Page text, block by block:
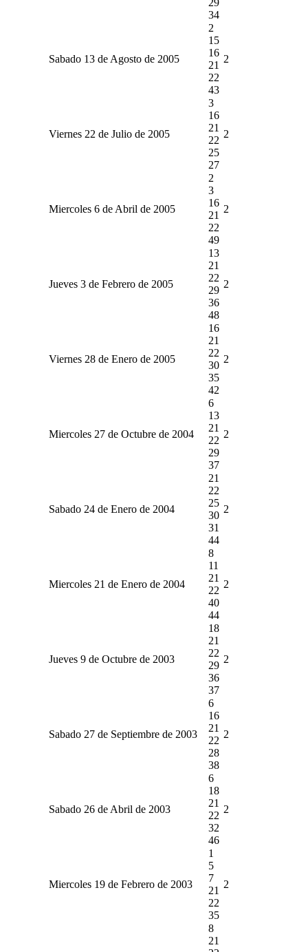
34
Sabado 13 de Agosto de 2005
2
15
16
21
22
43
2
Viernes 22 de Julio de 2005
3
16
21
22
25
27
2
Miercoles 6 de Abril de 2005
2
3
16
21
22
49
2
Jueves 3 de Febrero de 2005
13
21
22
29
36
48
2
Viernes 28 de Enero de 2005
16
21
22
30
35
42
2
Miercoles 27 de Octubre de 2004
6
13
21
22
29
37
2
Sabado 24 de Enero de 2004
21
22
25
30
31
44
2
Miercoles 21 de Enero de 2004
8
11
21
22
40
44
2
Jueves 9 de Octubre de 2003
18
21
22
29
36
37
2
Sabado 27 de Septiembre de 2003
6
16
21
22
28
38
2
Sabado 26 de Abril de 2003
6
18
21
22
32
46
2
Miercoles 19 de Febrero de 2003
1
5
7
21
22
35
2
8
21